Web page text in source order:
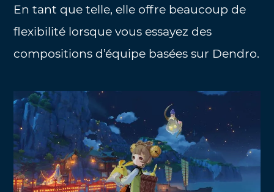
En tant que telle, elle offre beaucoup de
flexibilité lorsque vous essayez des
compositions d’équipe basées sur Dendro.